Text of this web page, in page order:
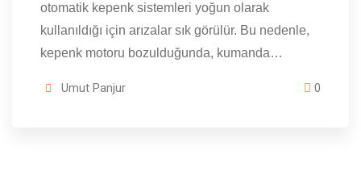
otomatik kepenk sistemleri yoğun olarak
kullanıldığı için arızalar sık görülür. Bu nedenle,
kepenk motoru bozulduğunda, kumanda…
Umut Panjur 0